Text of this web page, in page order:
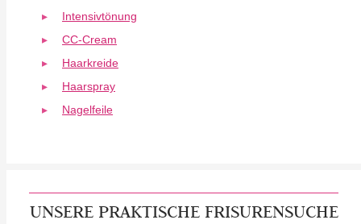
Intensivtönung
CC-Cream
Haarkreide
Haarspray
Nagelfeile
UNSERE PRAKTISCHE FRISURENSUCHE